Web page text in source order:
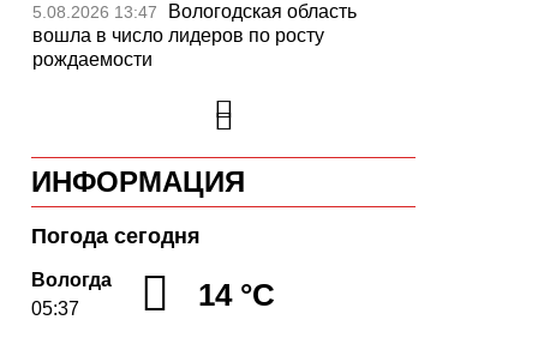
5.08.2026 13:47
Вологодская область
вошла в число лидеров по росту
рождаемости
В День физкультурника
массовые зарядки пройдут во всех
5.08.2026 12:37
26 тысяч идей для
развития региона подали вологжане
через чат-бот
5.08.2026 12:08
общественные наблюдатели на выборах
пройдут учебу
ИНФОРМАЦИЯ
Погода сегодня
Вологда
05:37
14 °C